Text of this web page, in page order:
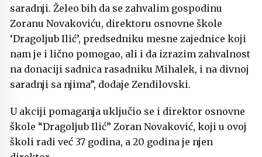
saradnji. Želeo bih da se zahvalim gospodinu
Zoranu Novakoviću, direktoru osnovne škole
‘Dragoljub Ilić’, predsedniku mesne zajednice koji
nam je i lično pomogao, ali i da izrazim zahvalnost
na donaciji sadnica rasadniku Mihalek, i na divnoj
saradnji sa njima”, dodaje Zendilovski.
U akciji pomaganja uključio se i direktor osnovne
škole “Dragoljub Ilić” Zoran Novaković, koji u ovoj
školi radi već 37 godina, a 20 godina je njen